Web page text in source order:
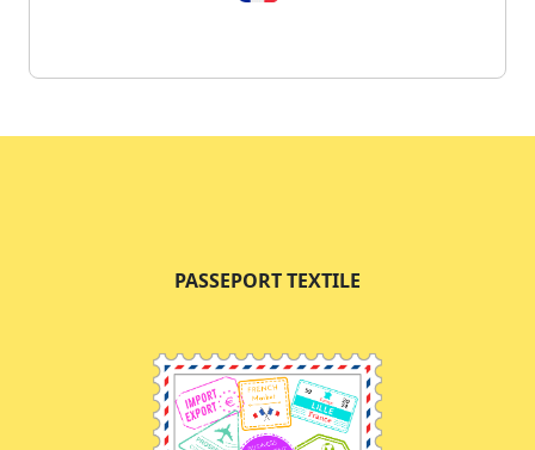
PASSEPORT TEXTILE